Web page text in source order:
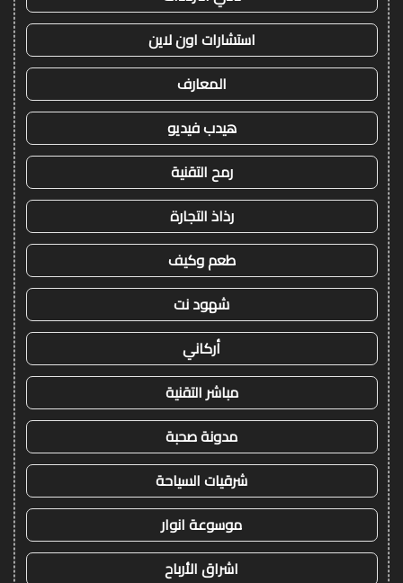
استشارات اون لاين
المعارف
هيدب فيديو
رمح التقنية
رذاذ التجارة
طعم وكيف
شهود نت
أركاني
مباشر التقنية
مدونة صحبة
شرقيات السياحة
موسوعة انوار
اشراق الأرباح